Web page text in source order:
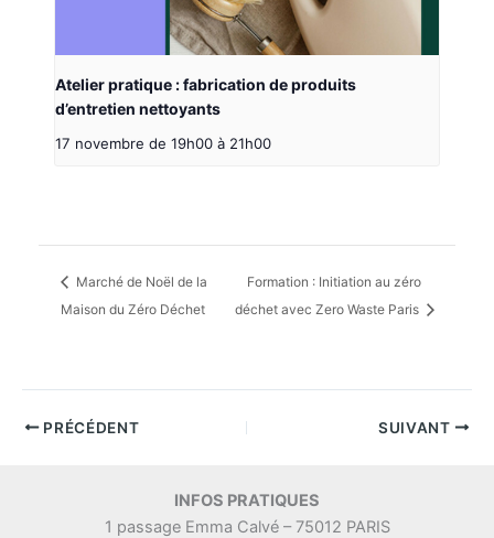
Atelier pratique : fabrication de produits
d’entretien nettoyants
17 novembre de 19h00 à 21h00
Marché de Noël de la
Maison du Zéro Déchet
Formation : Initiation au zéro
déchet avec Zero Waste Paris
PRÉCÉDENT SUIVANT
INFOS PRATIQUES
1 passage Emma Calvé – 75012 PARIS